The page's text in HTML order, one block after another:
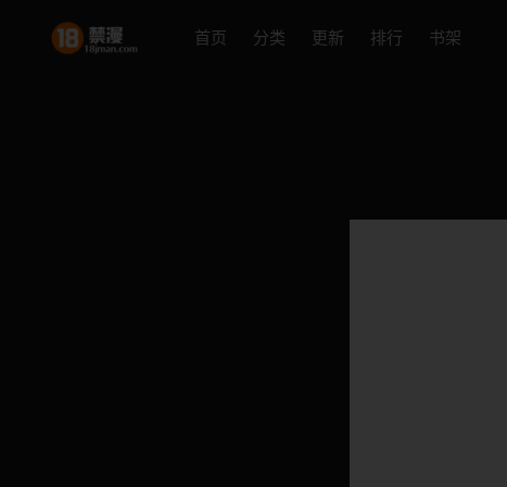
首页 分类 更新 排行 书架